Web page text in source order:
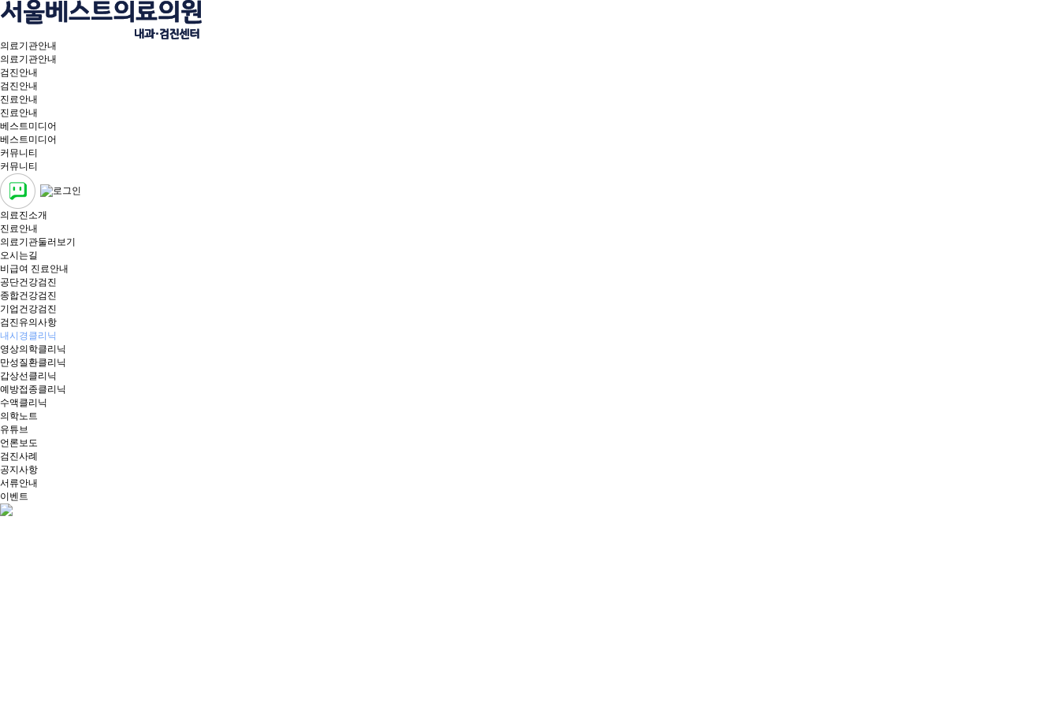
의료기관안내
의료기관안내
검진안내
검진안내
진료안내
진료안내
베스트미디어
베스트미디어
커뮤니티
커뮤니티
의료진소개
진료안내
의료기관둘러보기
오시는길
비급여 진료안내
공단건강검진
종합건강검진
기업건강검진
검진유의사항
내시경클리닉
영상의학클리닉
만성질환클리닉
갑상선클리닉
예방접종클리닉
수액클리닉
의학노트
유튜브
언론보도
검진사례
공지사항
서류안내
이벤트